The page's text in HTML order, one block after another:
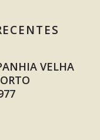
VELHA